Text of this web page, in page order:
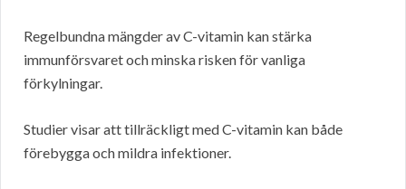
Regelbundna mängder av C-vitamin kan stärka
immunförsvaret och minska risken för vanliga
förkylningar.
Studier visar att tillräckligt med C-vitamin kan både
förebygga och mildra infektioner.